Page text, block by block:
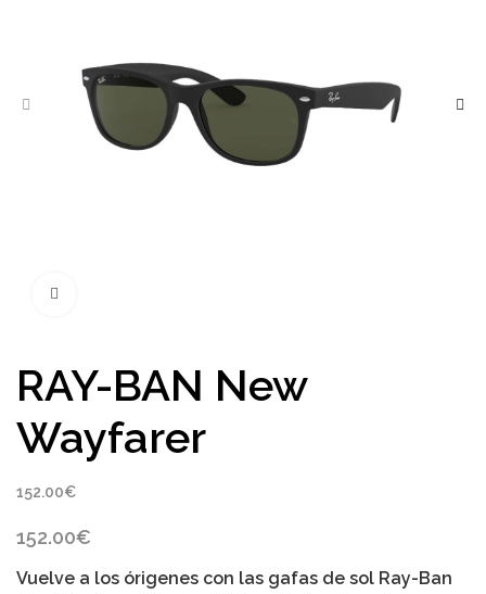
RAY-BAN New
Wayfarer
152.00€
152.00€
Vuelve a los órigenes con las gafas de sol Ray-Ban